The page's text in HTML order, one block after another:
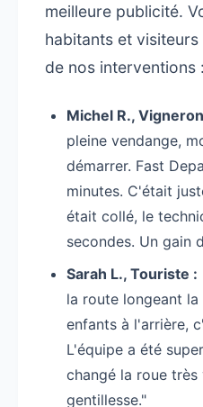
meilleure publicité.
habitants et
de nos interventions :
Michel R.,
pleine vendange,
démarrer. Fast
minutes. C'était
était collé, le
secondes. Un gain
Sarah L., Touriste :
la route longeant la
enfants à l'arrière,
L'équipe a été
changé la roue
gentillesse."